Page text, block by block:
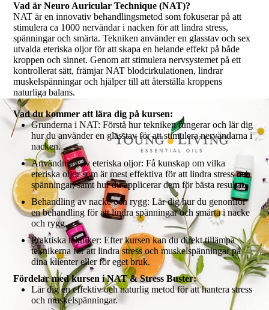
Vad är Neuro Auricular Technique (NAT)?
NAT är en innovativ behandlingsmetod som fokuserar på att
stimulera ca 1000 nervändar i nacken för att lindra stress,
spänningar och smärta. Tekniken använder en glasstav och sex
utvalda eteriska oljor för att skapa en helande effekt på både
kroppen och sinnet. Genom att stimulera nervsystemet på ett
kontrollerat sätt, främjar NAT blodcirkulationen, lindrar
muskelspänningar och hjälper till att återställa kroppens
naturliga balans.
Vad du kommer att lära dig på kursen:
Grunderna i NAT: Förstå hur tekniken fungerar och lär dig
hur du använder en glasstav för att stimulera nervändarna i
nacken.
Användning av eteriska oljor: Få kunskap om vilka
eteriska oljor som är mest effektiva för att lindra stress och
spänningar, samt hur du applicerar dem för bästa resultat.
Behandling av nacke och rygg: Lär dig hur du genomför
en behandling för att lindra spänningar och smärta i nacke
och rygg.
Praktiska tekniker: Efter kursen kan du direkt tillämpa
teknikerna för att lindra stress och muskelspänningar på
dina klienter eller för eget bruk.
Fördelar med kursen i NAT & Stress Buster:
Lär dig en effektiv och naturlig metod för att hantera stress
och muskelspänningar.